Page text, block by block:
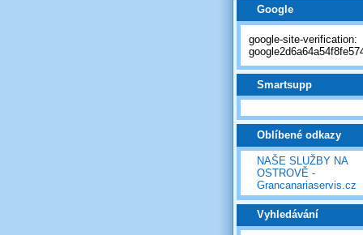
Google
google-site-verification:
Smartsupp
Oblíbené odkazy
NAŠE SLUŽBY NA
OSTROVĚ -
Grancanariaservis.cz
Vyhledávání